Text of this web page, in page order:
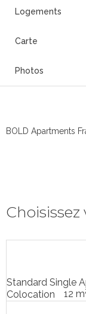
Logements
Carte
Photos
BOLD Apartments
Standard Single
Colocation
12 m